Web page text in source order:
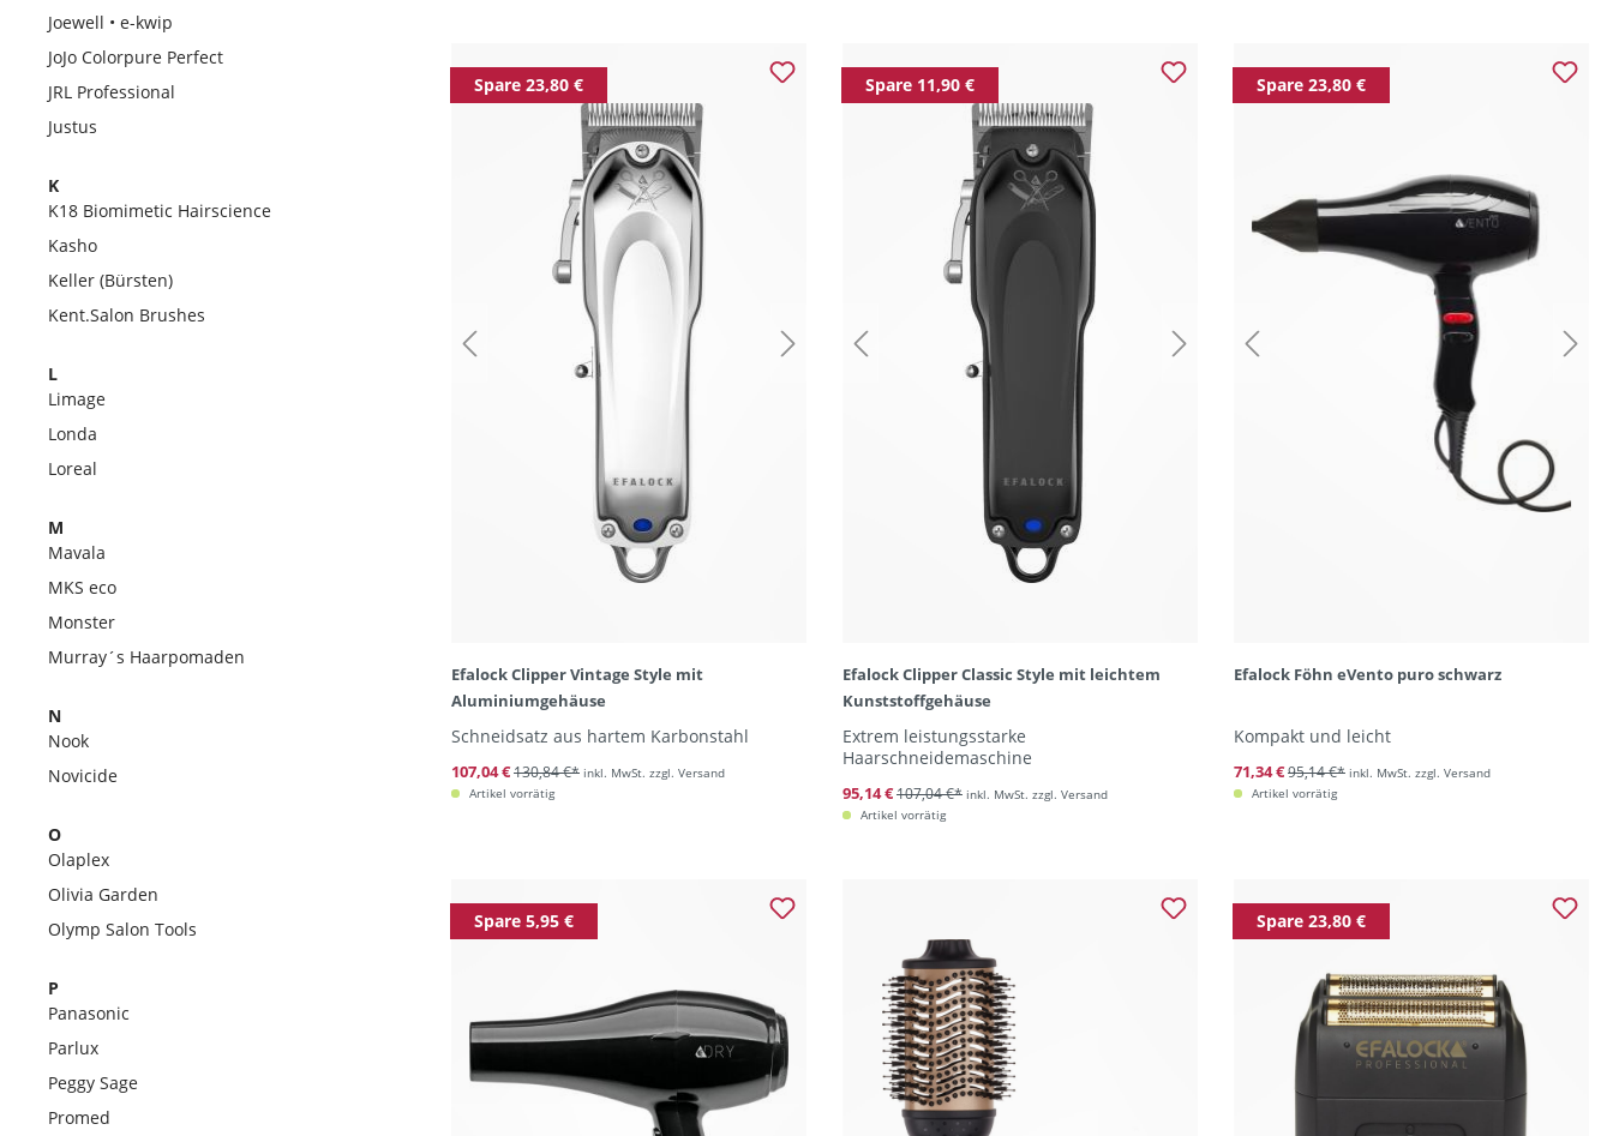
Joewell • e-kwip
JoJo Colorpure Perfect
JRL Professional
Justus
K
K18 Biomimetic Hairscience
Kasho
Keller (Bürsten)
Kent.Salon Brushes
L
Limage
Londa
Loreal
M
Mavala
MKS eco
Monster
Murray´s Haarpomaden
N
Nook
Novicide
O
Olaplex
Olivia Garden
Olymp Salon Tools
P
Panasonic
Parlux
Peggy Sage
Promed
Spare 23,80 €
Efalock Clipper Vintage Style mit
Aluminiumgehäuse
Schneidsatz aus hartem Karbonstahl
107,04 €130,84 €* inkl. MwSt. zzgl. Versand
Artikel vorrätig
Spare 11,90 €
Efalock Clipper Classic Style mit leichtem
Kunststoffgehäuse
Extrem leistungsstarke
Haarschneidemaschine
95,14 €107,04 €* inkl. MwSt. zzgl. Versand
Artikel vorrätig
Spare 23,80 €
Efalock Föhn eVento puro schwarz
Kompakt und leicht
71,34 €95,14 €* inkl. MwSt. zzgl. Versand
Artikel vorrätig
Spare 5,95 € Spare 23,80 €